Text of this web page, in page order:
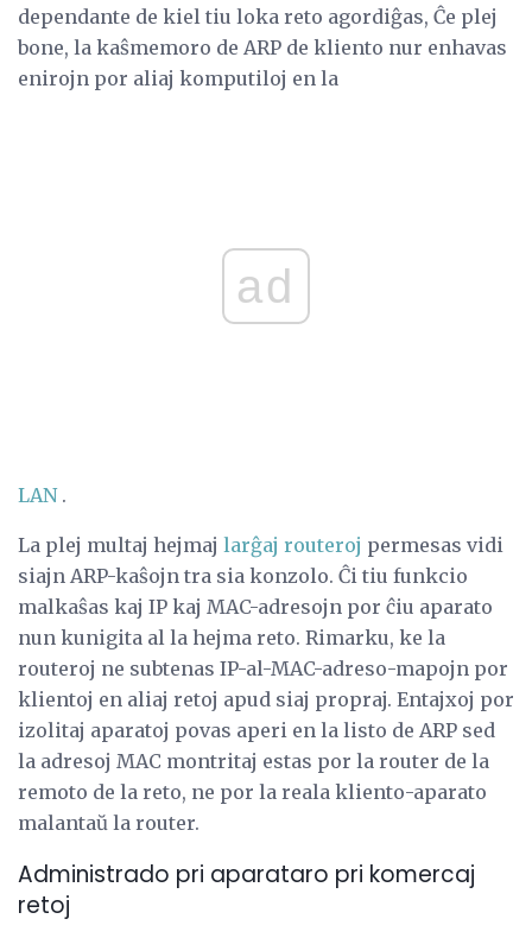
dependante de kiel tiu loka reto agordiĝas, Ĉe plej
bone, la kaŝmemoro de ARP de kliento nur enhavas
enirojn por aliaj komputiloj en la
ad
LAN.
La plej multaj hejmaj larĝaj routeroj permesas vidi
siajn ARP-kaŝojn tra sia konzolo. Ĉi tiu funkcio
malkaŝas kaj IP kaj MAC-adresojn por ĉiu aparato
nun kunigita al la hejma reto. Rimarku, ke la
routeroj ne subtenas IP-al-MAC-adreso-mapojn por
klientoj en aliaj retoj apud siaj propraj. Entajxoj por
izolitaj aparatoj povas aperi en la listo de ARP sed
la adresoj MAC montritaj estas por la router de la
remoto de la reto, ne por la reala kliento-aparato
malantaŭ la router.
Administrado pri aparataro pri komercaj
retoj